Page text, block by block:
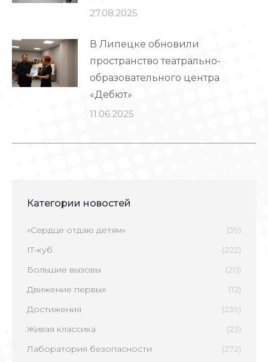
27.08.2025
В Липецке обновили
пространство театрально-
образовательного центра
«Дебют»
11.06.2025
Категории новостей
«Сердце отдаю детям»
(39)
IT-куб
(222)
Большие вызовы
(20)
Движение первых
(12)
Достижения
(239)
Живая классика
(23)
Лаборатория безопасности
(272)